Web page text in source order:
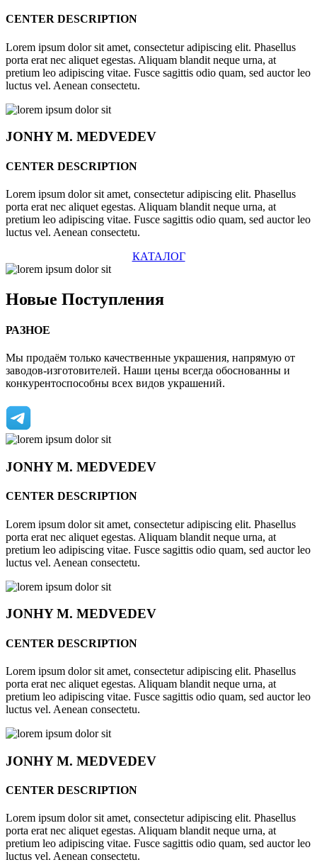
CENTER DESCRIPTION
Lorem ipsum dolor sit amet, consectetur adipiscing elit. Phasellus
porta erat nec aliquet egestas. Aliquam blandit neque urna, at
pretium leo adipiscing vitae. Fusce sagittis odio quam, sed auctor leo
luctus vel. Aenean consectetu.
JONHYM. MEDVEDEV
CENTER DESCRIPTION
Lorem ipsum dolor sit amet, consectetur adipiscing elit. Phasellus
porta erat nec aliquet egestas. Aliquam blandit neque urna, at
pretium leo adipiscing vitae. Fusce sagittis odio quam, sed auctor leo
luctus vel. Aenean consectetu.
КАТАЛОГ
Новые Поступления
РАЗНОЕ
Мы продаём только качественные украшения, напрямую от
заводов-изготовителей. Наши цены всегда обоснованны и
конкурентоспособны всех видов украшений.
JONHYM. MEDVEDEV
CENTER DESCRIPTION
Lorem ipsum dolor sit amet, consectetur adipiscing elit. Phasellus
porta erat nec aliquet egestas. Aliquam blandit neque urna, at
pretium leo adipiscing vitae. Fusce sagittis odio quam, sed auctor leo
luctus vel. Aenean consectetu.
JONHYM. MEDVEDEV
CENTER DESCRIPTION
Lorem ipsum dolor sit amet, consectetur adipiscing elit. Phasellus
porta erat nec aliquet egestas. Aliquam blandit neque urna, at
pretium leo adipiscing vitae. Fusce sagittis odio quam, sed auctor leo
luctus vel. Aenean consectetu.
JONHYM. MEDVEDEV
CENTER DESCRIPTION
Lorem ipsum dolor sit amet, consectetur adipiscing elit. Phasellus
porta erat nec aliquet egestas. Aliquam blandit neque urna, at
pretium leo adipiscing vitae. Fusce sagittis odio quam, sed auctor leo
luctus vel. Aenean consectetu.